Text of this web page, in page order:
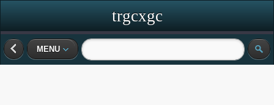
trgcxgc
MENU